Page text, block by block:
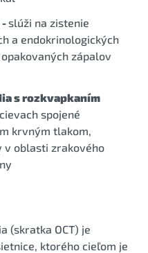
-slúži na zistenie
a endokrinologických
zápalov
s rozkvapkaním
spojené
krvným tlakom,
v oblasti zrakového
(skratka OCT) je
ktorého cieľom je